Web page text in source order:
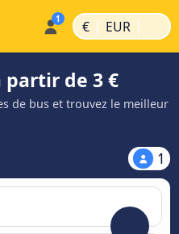
€ | EUR |
partir de 3 €
de bus et trouvez le meilleur
1